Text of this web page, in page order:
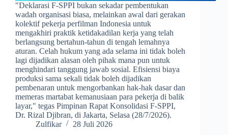
​"Deklarasi F-SPPI bukan sekadar pembentukan
wadah organisasi biasa, melainkan awal dari gerakan
kolektif pekerja perfilman Indonesia untuk
mengakhiri praktik ketidakadilan kerja yang telah
berlangsung bertahun-tahun di tengah lemahnya
aturan. Celah hukum yang ada selama ini tidak boleh
lagi dijadikan alasan oleh pihak mana pun untuk
menghindari tanggung jawab sosial. Efisiensi biaya
produksi sama sekali tidak boleh dijadikan
pembenaran untuk mengorbankan hak-hak dasar dan
memeras martabat kemanusiaan para pekerja di balik
layar," tegas Pimpinan Rapat Konsolidasi F-SPPI,
Dr. Rizal Djibran, di Jakarta, Selasa (28/7/2026).
Zulfikar
28 Juli 2026